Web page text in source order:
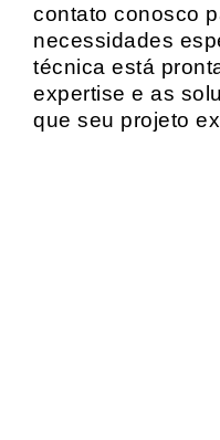
contato conosco
necessidades
técnica está
expertise e as
que seu projeto